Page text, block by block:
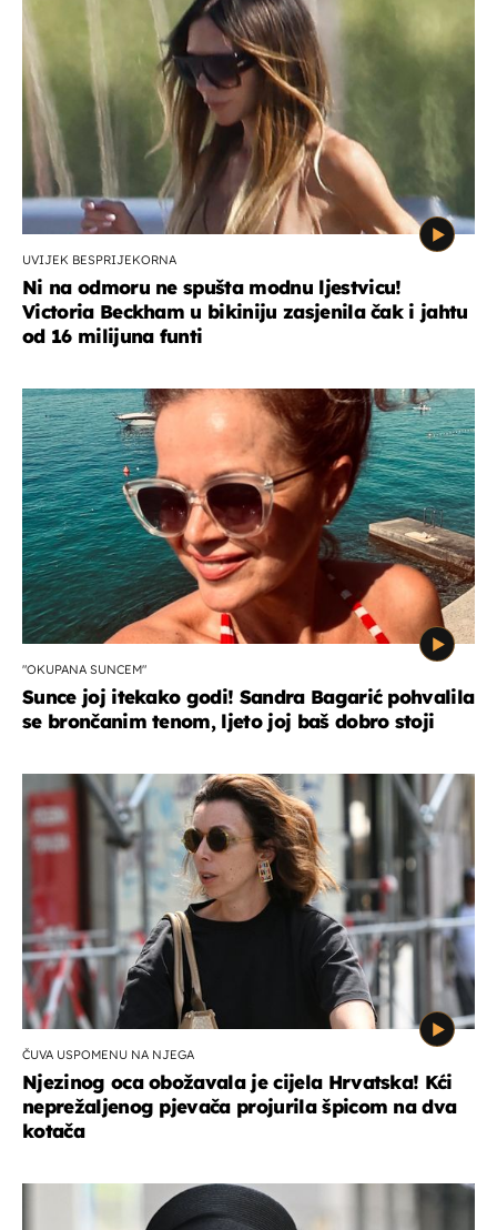
UVIJEK BESPRIJEKORNA
Ni na odmoru ne spušta modnu ljestvicu!
Victoria Beckham u bikiniju zasjenila čak i jahtu
od 16 milijuna funti
"OKUPANA SUNCEM"
Sunce joj itekako godi! Sandra Bagarić pohvalila
se brončanim tenom, ljeto joj baš dobro stoji
ČUVA USPOMENU NA NJEGA
Njezinog oca obožavala je cijela Hrvatska! Kći
neprežaljenog pjevača projurila špicom na dva
kotača